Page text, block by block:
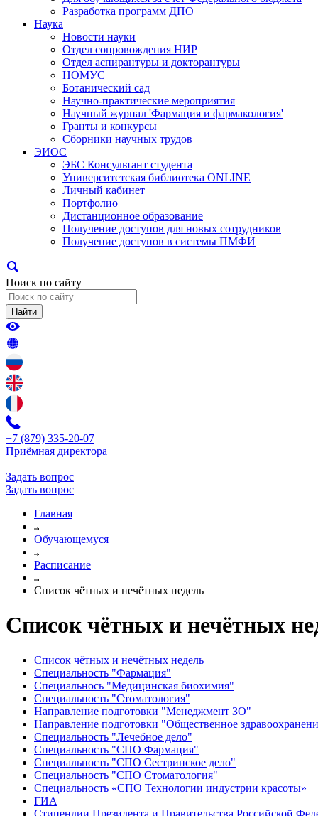
Разработка программ ДПО
Наука
Новости науки
Отдел сопровождения НИР
Отдел аспирантуры и докторантуры
НОМУС
Ботанический сад
Научно-практические мероприятия
Научный журнал 'Фармация и фармакология'
Гранты и конкурсы
Сборники научных трудов
ЭИОС
ЭБС Консультант студента
Университетская библиотека ONLINE
Личный кабинет
Портфолио
Дистанционное образование
Получение доступов для новых сотрудников
Получение доступов в системы ПМФИ
Поиск по сайту
Найти
+7 (879) 335-20-07
Приёмная директора
Задать вопрос
Задать вопрос
Главная
Обучающемуся
Расписание
Список чётных и нечётных недель
Список чётных и нечётных
Список чётных и нечётных недель
Специальность "Фармация"
Специальнось "Медицинская биохимия"
Специальность "Стоматология"
Направление подготовки "Менеджмент ЗО"
Направление подготовки "Общественное
Специальность "Лечебное дело"
Специальность "СПО Фармация"
Специальность "СПО Сестринское дело"
Специальность "СПО Стоматология"
Специальность «СПО Технологии индустрии красоты»
ГИА
Стипендии Президента и Правительства Российской